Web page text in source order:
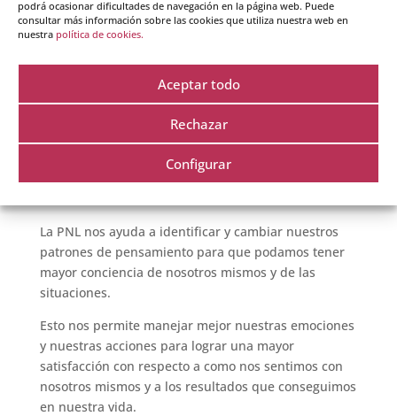
podrá ocasionar dificultades de navegación en la página web. Puede
consultar más información sobre las cookies que utiliza nuestra web en
nuestra política de cookies.
Aceptar todo
Rechazar
Configurar
de que somos el resultado de nuestro lenguaje y de
nuestras experiencias. El lenguaje nos ayuda a
procesar nuestras experiencias y a crear patrones
de pensamiento que luego afectan nuestras
emociones y acciones.
construimos a través del lenguaje determinan en
gran medida cómo nos comportamos y cómo nos
La PNL nos ayuda a identificar y cambiar nuestros
patrones de pensamiento para que podamos tener
mayor conciencia de nosotros mismos y de las
situaciones.
Esto nos permite manejar mejor nuestras emociones
y nuestras acciones para lograr una mayor
satisfacción con respecto a como nos sentimos con
nosotros mismos y a los resultados que conseguimos
en nuestra vida.